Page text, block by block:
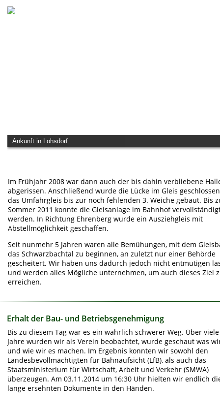
Im Frühjahr 2008 war dann auch der bis dahin verbliebene
abgerissen. Anschließend wurde die Lücke im Gleis
das Umfahrgleis bis zur noch fehlenden 3. Weiche gebaut. Bis
Sommer 2011 konnte die Gleisanlage im Bahnhof
werden. In Richtung Ehrenberg wurde ein Ausziehgleis mit
Abstellmöglichkeit geschaffen.
Seit nunmehr 5 Jahren waren alle Bemühungen, mit dem
das Schwarzbachtal zu beginnen, an zuletzt nur einer Behörde
gescheitert. Wir haben uns dadurch jedoch nicht entmutigen
und werden alles Mögliche unternehmen, um auch dieses Ziel
erreichen.
Erhalt der Bau- und Betriebsgenehmigung
Bis zu diesem Tag war es ein wahrlich schwerer Weg. Über
Jahre wurden wir als Verein beobachtet, wurde geschaut was
und wie wir es machen. Im Ergebnis konnten wir sowohl den
Landesbevollmächtigten für Bahnaufsicht (LfB), als auch das
Staatsministerium für Wirtschaft, Arbeit und Verkehr (SMWA)
überzeugen. Am 03.11.2014 um 16:30 Uhr hielten wir endlich
lange ersehnten Dokumente in den Händen.
Ankunft in Lohsdorf